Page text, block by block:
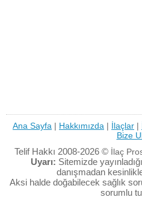
Ana Sayfa | Hakkımızda | İlaçlar |
Bize
Telif Hakkı 2008-2026 © İlaç
Uyarı: Sitemizde
danışmadan
Aksi halde doğabilecek sağlık
sorumlu